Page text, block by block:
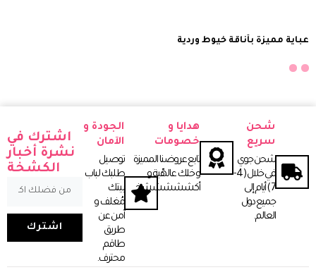
عباية مميزة بأناقة خيوط وردية
شحن
سريع
شحن جوي
في خلال ( 4 -
7 ) أيـام إلى
جميع دول
العـالم.
هدايا و
خصومات
تابع عروضنا المميزة
و خلك عالهّبة و
أكشششششخ.
الجودة و
الآمان
توصيل
طلبك لباب
بيتك
مُغلف و
آمن عن
طريق
طاقم
محترف.
اشترك في
نشرة أخبار
الكشخة
اشترك